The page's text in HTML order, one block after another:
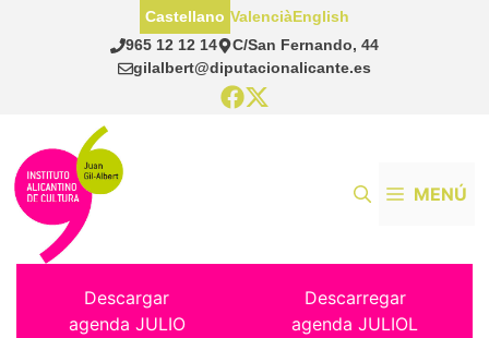
965 12 12 14
C/San Fernando, 44
gilalbert@diputacionalicante.es
Castellano ValenciàEnglish
MENÚ
Descargar
agenda JULIO
Descarregar
agenda JULIOL